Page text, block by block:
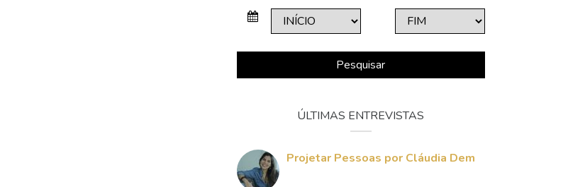
Pesquisar
ÚLTIMAS ENTREVISTAS
Projetar Pessoas por Cláudia Dem